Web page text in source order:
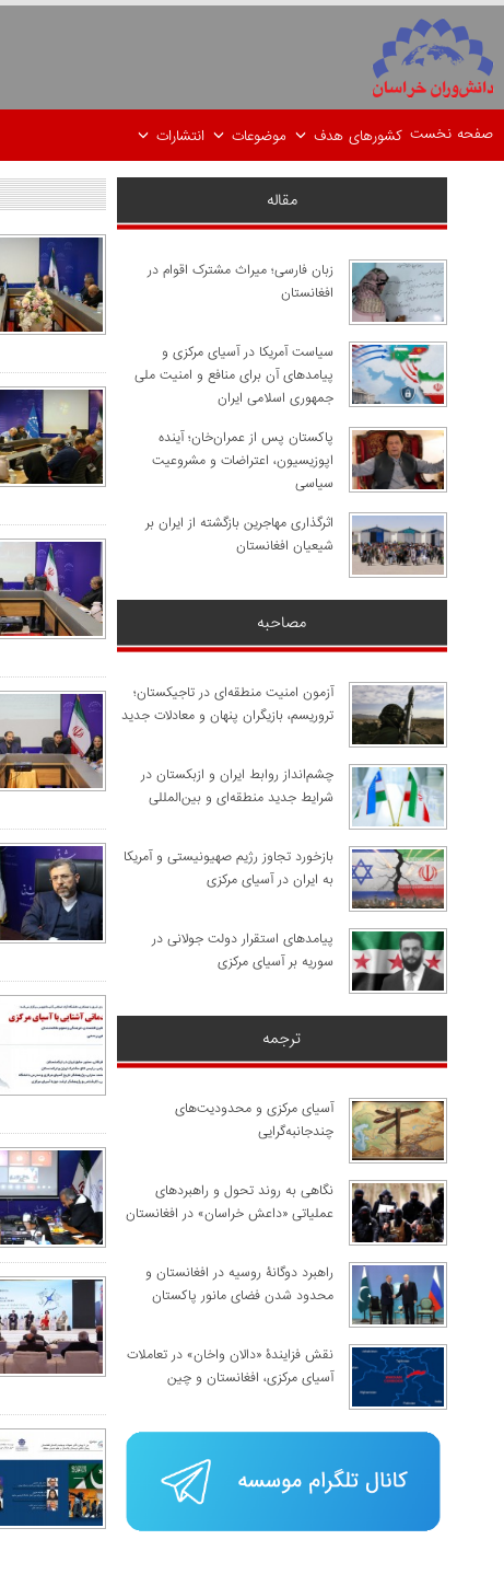
صفحه نخست کشورهای هدف موضوعات انتشارات
مقاله
زبان فارسی؛ میراث مشترک اقوام در
افغانستان
سیاست آمریکا در آسیای مرکزی و
پیامدهای آن برای منافع و امنیت ملی
جمهوری اسلامی ایران
پاکستان پس از عمران‌خان؛ آینده
اپوزیسیون، اعتراضات و مشروعیت
سیاسی
اثرگذاری مهاجرین بازگشته از ایران بر
شیعیان افغانستان
مصاحبه
آزمون امنیت منطقه‌ای در تاجیکستان؛
تروریسم، بازیگران پنهان و معادلات جدید
چشم‌انداز روابط ایران و ازبکستان در
شرایط جدید منطقه‌ای و بین‌المللی
​بازخورد تجاوز رژیم صهیونیستی و آمریکا
به ایران در آسیای مرکزی
پیامدهای استقرار دولت جولانی در
سوریه بر آسیای مرکزی
ترجمه
آسیای مرکزی و محدودیت‌های
چندجانبه‌گرایی
نگاهی به روند تحول و راهبردهای
عملیاتی «داعش خراسان» در افغانستان
راهبرد دوگانۀ روسیه در افغانستان و
محدود شدن فضای مانور پاکستان
نقش فزایندۀ «دالان واخان» در تعاملات
آسیای مرکزی، افغانستان و چین